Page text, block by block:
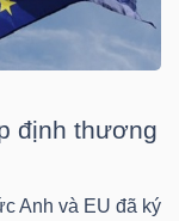
định thương
Anh và EU đã ký